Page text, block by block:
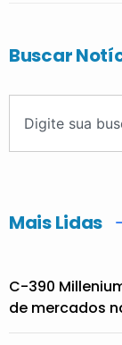
Buscar
Mais Lidas
C-390
de mercados